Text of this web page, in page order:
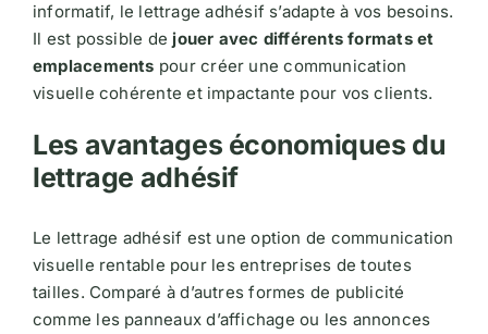
informatif, le lettrage adhésif s’adapte à vos besoins.
Il est possible dejouer avec différents formats et
emplacements pour créer une communication
visuelle cohérente et impactante pour vos clients.
Les avantages économiques du
lettrage adhésif
Le lettrage adhésif est une option de communication
visuelle rentable pour les entreprises de toutes
tailles. Comparé à d’autres formes de publicité
comme les panneaux d’affichage ou les annonces